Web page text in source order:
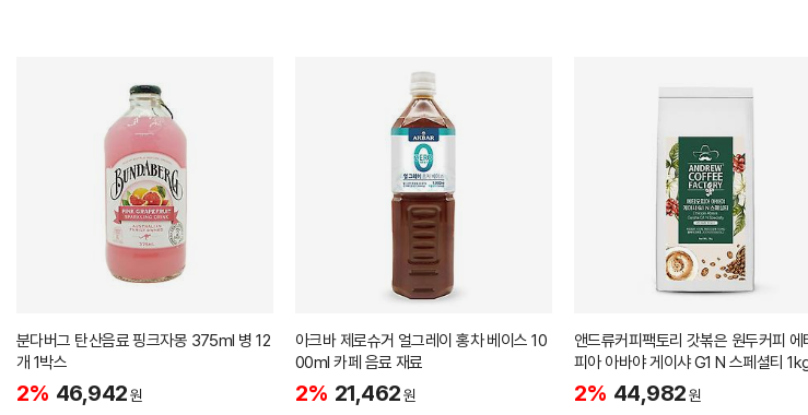
분다버그 탄산음료 핑크자몽 375ml 병 12
개 1박스
2% 46,942원
아크바 제로슈거 얼그레이 홍차 베이스 10
00ml 카페 음료 재료
2% 21,462원
앤드류커피팩토리 갓볶은 원두커피 에
피아 아바야 게이샤 G1 N 스페셜티
2% 44,982원